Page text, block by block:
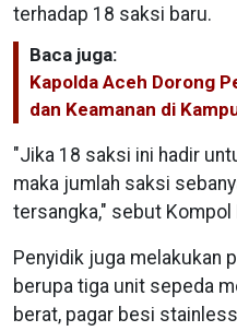
terhadap 18 saksi baru.
Baca juga:
Kapolda Aceh Dorong
dan Keamanan di
"Jika 18 saksi ini hadir
maka jumlah saksi
tersangka," sebut Kompol
Penyidik juga melakukan
berupa tiga unit sepeda
berat, pagar besi